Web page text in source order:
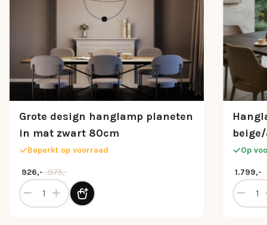
Grote design hanglamp planeten
in mat zwart 80cm
Beperkt op voorraad
975,-
Oorspronkelijke prijs was: 975,-.
926,-
Huidige prijs is: 926,-.
Grote design hanglamp planeten in mat zwart 80cm
Op
1.799,-